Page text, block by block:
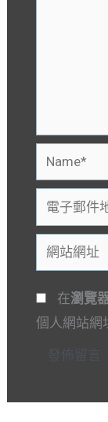
Name*
電
子
郵
件
地
址
網
站
網
址
在瀏覽
個人網站網